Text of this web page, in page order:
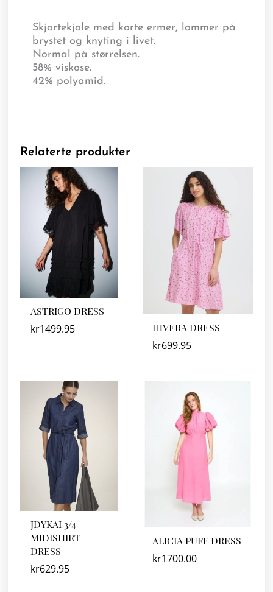
Skjortekjole med korte ermer, lommer på
brystet og knyting i livet.
Normal på størrelsen.
58% viskose.
42% polyamid.
Relaterte produkter
ASTRIGO DRESS
kr1499.95 IHVERA DRESS
kr699.95
JDYKAI 3/4
MIDISHIRT
DRESS
kr629.95
ALICIA PUFF DRESS
kr1700.00